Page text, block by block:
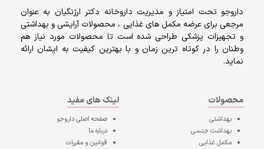
داروجو تحت امتیاز و مدیریت داروخانه دکتر ارژنگیان به عنوان
مرجعی برای عرضه مکمل های غذایی ، محصولات آرایشی و بهداشتی
و تجهیزات پزشکی طراحی شده است تا محصولات مورد نیاز هم
وطنان را در کوتاه ترین زمان و با بهترین کیفیت به ایشان ارائه
نماید.
محصولات
بهداشتی
بهداشت جنسی
مکمل غذایی
لینک های مفید
صفحه اصلیداروجو
درباره ما
قوانین و مقررات